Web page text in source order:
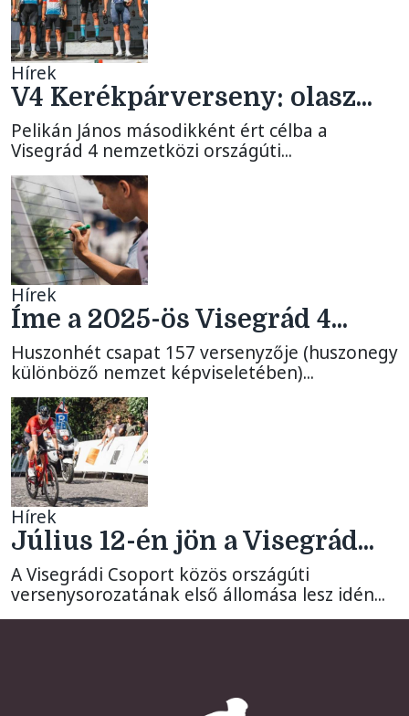
Hírek
V4 Kerékpárverseny: olasz...
Pelikán János másodikként ért célba a
Visegrád 4 nemzetközi országúti...
Hírek
Íme a 2025-ös Visegrád 4...
Huszonhét csapat 157 versenyzője (huszonegy
különböző nemzet képviseletében)...
Hírek
Július 12-én jön a Visegrád...
A Visegrádi Csoport közös országúti
versenysorozatának első állomása lesz idén...